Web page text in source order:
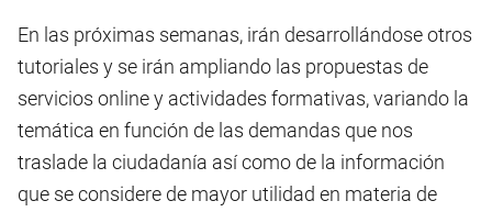
En las próximas semanas, irán desarrollándose otros
tutoriales y se irán ampliando las propuestas de
servicios online y actividades formativas, variando la
temática en función de las demandas que nos
traslade la ciudadanía así como de la información
que se considere de mayor utilidad en materia de